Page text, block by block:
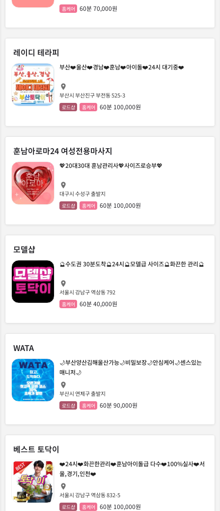
홈케어 60분 70,000원
레이디 테라피
부산❤️울산❤️경남❤️훈남❤️아이돌❤️24시 대기중❤️
부산시 부산진구 부전동 525-3
로드샵 홈케어 60분 100,000원
훈남아로마24 여성전용마사지
💖20대30대 훈남관리사💖사이즈로승부💖
대구시 수성구 출발지
로드샵 홈케어 60분 100,000원
모델샵
🔮수도권 30분도착🔮24시🔮모델급 사이즈🔮화끈한 관리🔮
서울시 강남구 역삼동 792
홈케어 60분 40,000원
WATA
🌙부산양산김해울산가능🌙비밀보장🌙안심케어🌙센스있는
매니저🌙
부산시 연제구 출발지
로드샵 홈케어 60분 90,000원
베스트 토닥이
❤️24시❤️화끈한관리❤️훈남아이돌급 다수❤️100%실사❤️서
울,경기,인천❤️
서울시 강남구 역삼동 832-5
로드샵 홈케어 60분 100,000원